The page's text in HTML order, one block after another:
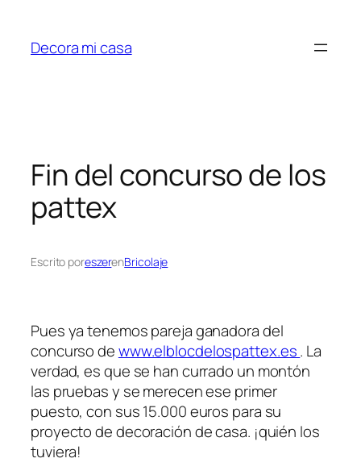
contenido
Decora mi casa
Fin del concurso de los
pattex
Escrito poreszerenBricolaje
Pues ya tenemos pareja ganadora del
concurso dewww.elblocdelospattex.es. La
verdad, es que se han currado un montón
las pruebas y se merecen ese primer
puesto, con sus 15.000 euros para su
proyecto de decoración de casa. ¡quién los
tuviera!